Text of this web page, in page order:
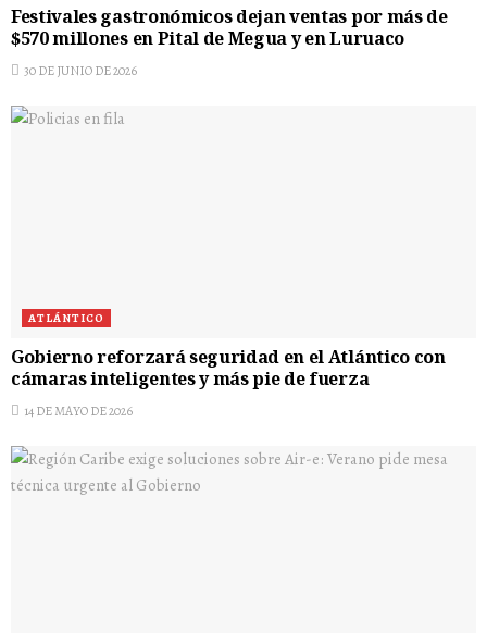
Festivales gastronómicos dejan ventas por más de
$570 millones en Pital de Megua y en Luruaco
30 DE JUNIO DE 2026
ATLÁNTICO
Gobierno reforzará seguridad en el Atlántico con
cámaras inteligentes y más pie de fuerza
14 DE MAYO DE 2026